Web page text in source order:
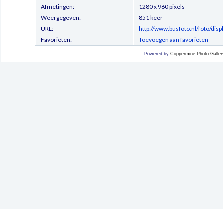
Afmetingen:
1280 x 960 pixels
Weergegeven:
851 keer
URL:
http://www.busfoto.nl/foto/
Favorieten:
Toevoegen aan favorieten
Powered by Coppermine Photo